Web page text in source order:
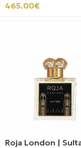
465.00€
Roja London |